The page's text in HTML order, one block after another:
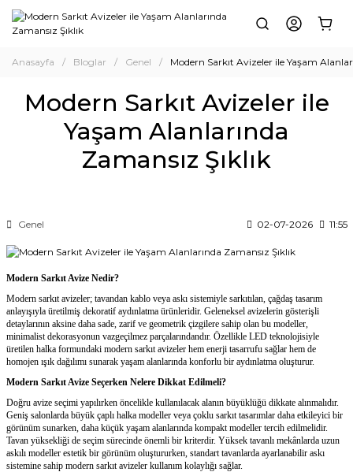
Anasayfa Bloglar Genel Modern Sarkıt Avizeler ile Yaşam
Modern Sarkıt Avizeler ile
Yaşam Alanlarında
Zamansız Şıklık
Genel 02-07-2026 11:55
Modern Sarkıt Avize Nedir?
Modern sarkıtavizeler; tavandan kablo veya askı sistemiyle sarkıtılan, çağdaş tasarım
anlayışıyla üretilmiş dekoratif aydınlatma ürünleridir. Geleneksel avizelerin gösterişli
detaylarının aksine daha sade, zarif ve geometrik çizgilere sahip olan bu modeller,
minimalist dekorasyonun vazgeçilmez parçalarındandır. Özellikle LED teknolojisiyle
üretilen halka formundaki modern sarkıt avizeler hem enerji tasarrufu sağlar hem de
homojen ışık dağılımı sunarak yaşam alanlarında konforlu bir aydınlatma oluşturur.
Modern Sarkıt Avize Seçerken Nelere Dikkat Edilmeli?
Doğru avize seçimi yapılırken öncelikle kullanılacak alanın büyüklüğü dikkate alınmalıdır.
Geniş salonlarda büyük çaplı halka modeller veya çoklu sarkıt tasarımlar daha etkileyici bir
görünüm sunarken, daha küçük yaşam alanlarında kompakt modeller tercih edilmelidir.
Tavan yüksekliği de seçim sürecinde önemli bir kriterdir. Yüksek tavanlı mekânlarda uzun
askılı modeller estetik bir görünüm oluştururken, standart tavanlarda ayarlanabilir askı
sistemine sahip modern sarkıt avizeler kullanım kolaylığı sağlar.